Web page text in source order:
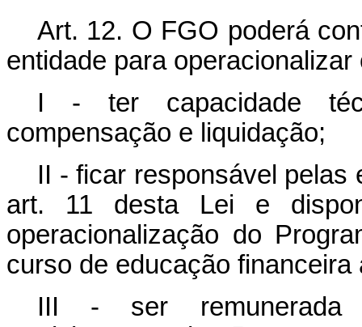
Art. 12. O FGO poderá
entidade para
I - ter capacidade
compensação e liquidação;
II - ficar responsável
art. 11 desta Lei e
operacionalização do
curso de educação financeira
III - ser remunerada